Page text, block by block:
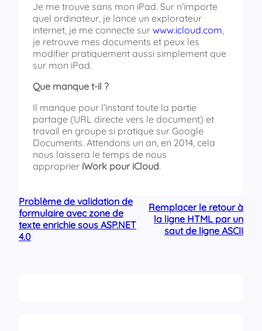
Je me trouve sans mon iPad. Sur n’importe
quel ordinateur, je lance un explorateur
internet, je me connecte sur www.icloud.com,
je retrouve mes documents et peux les
modifier pratiquement aussi simplement que
sur mon iPad.
Que manque t-il ?
Il manque pour l’instant toute la partie
partage (URL directe vers le document) et
travail en groupe si pratique sur Google
Documents. Attendons un an, en 2014, cela
nous laissera le temps de nous
approprier iWork pour iCloud.
Problème de validation de
formulaire avec zone de
texte enrichie sous ASP.NET
4.0
Remplacer le retour à
la ligne HTML par un
saut de ligne ASCII